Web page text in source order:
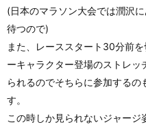
(日本のマラソン大会では潤沢
待つので)
また、レーススタート30分前
ーキャラクター登場のストレッ
られるのでそちらに参加するの
す。
この時しか見られないジャージ